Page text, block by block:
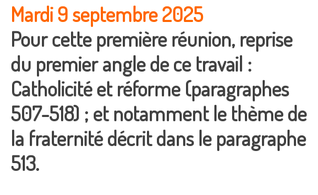
Mardi 9 septembre 2025
Pour cette première réunion, reprise
du premier angle de ce travail :
Catholicité et réforme (paragraphes
507-518) ; et notamment le thème de
la fraternité décrit dans le paragraphe
513.